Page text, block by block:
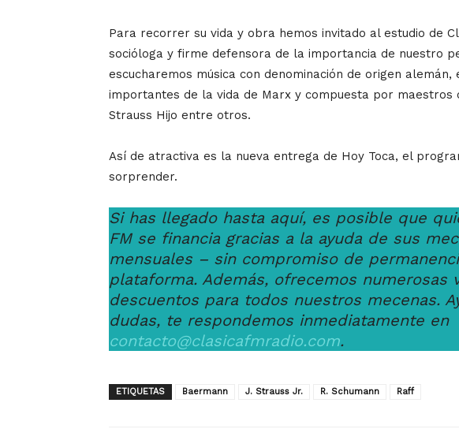
Para recorrer su vida y obra hemos invitado al estudio de
socióloga y firme defensora de la importancia de nuestro
escucharemos música con denominación de origen
importantes de la vida de Marx y compuesta por maestros
Strauss Hijo entre otros.
Así de atractiva es la nueva entrega de Hoy Toca, el
sorprender.
Si has llegado hasta aquí, es posible que
FM se financia gracias a la ayuda de sus
mensuales – sin compromiso de
plataforma. Además, ofrecemos numerosas
descuentos para todos nuestros mecenas.
dudas, te respondemos inmediatamente en
contacto@clasicafmradio.com.
ETIQUETAS Baermann J. Strauss Jr. R. Schumann Raff